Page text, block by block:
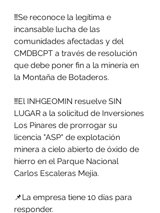
‼️Se reconoce la legítima e
incansable lucha de las
comunidades afectadas y del
CMDBCPT a través de resolución
que debe poner fin a la minería en
la Montaña de Botaderos.
‼️El INHGEOMIN resuelve SIN
LUGAR a la solicitud de Inversiones
Los Pinares de prorrogar su
licencia "ASP" de explotación
minera a cielo abierto de óxido de
hierro en el Parque Nacional
Carlos Escaleras Mejia.
📌La empresa tiene 10 días para
responder.